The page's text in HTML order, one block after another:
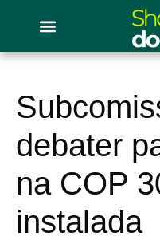
debater
na COP
instalada